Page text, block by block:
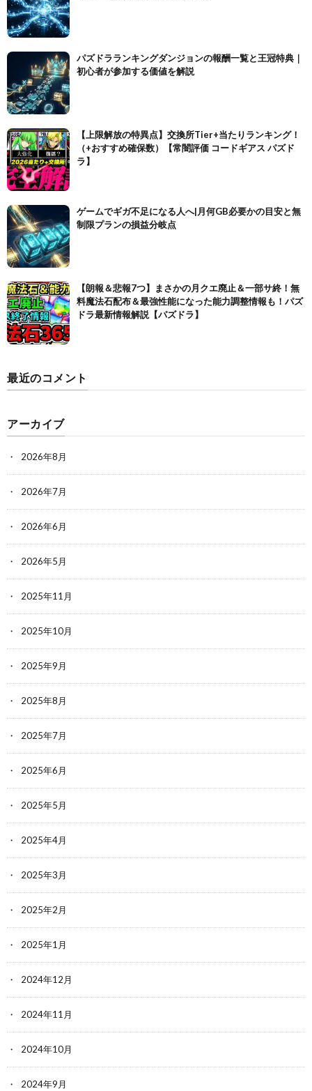
パズドラランキングダンジョンの報酬一覧と王冠特典｜
初心者が参加する価値を解説
【上限解放の特異点】交換所Tier+当たりランキング！
（+おすすめ確保数）【常闇評価 コードギアス パズド
ラ】
ゲームでギガ不足になる人へ|月何GB必要かの目安と無
制限プランの損益分岐点
【朗報＆悲報7つ】まさかの月クエ廃止＆一部サ終！無
料魔法石配布＆最強性能になった能力調整情報も！パズ
ドラ最新情報解説【パズドラ】
最近のコメント
アーカイブ
2026年8月
2026年7月
2026年6月
2026年5月
2025年11月
2025年10月
2025年9月
2025年8月
2025年7月
2025年6月
2025年5月
2025年4月
2025年3月
2025年2月
2025年1月
2024年12月
2024年11月
2024年10月
2024年9月